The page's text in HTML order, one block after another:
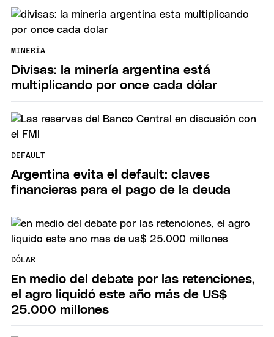
MINERÍA
Divisas: la minería argentina está
multiplicando por once cada dólar
DEFAULT
Argentina evita el default: claves
financieras para el pago de la deuda
DÓLAR
En medio del debate por las retenciones,
el agro liquidó este año más de US$
25.000 millones